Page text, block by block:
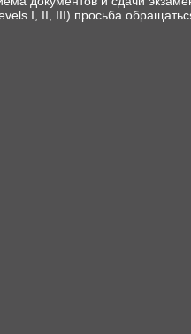
I, II, III) просьба